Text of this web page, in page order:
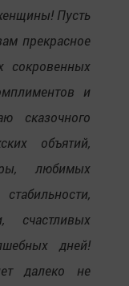
Пусть
прекрасное
сокровенных
и
сказочного
объятий,
любимых
счастливых
дней!
далеко не